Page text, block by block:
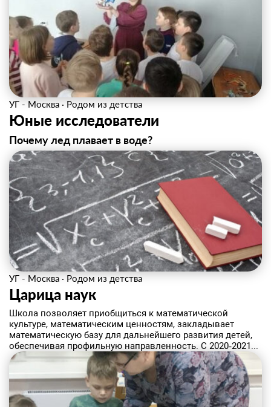
УГ - Москва · Родом из детства
Юные исследователи
Почему лед плавает в воде?
УГ - Москва · Родом из детства
Царица наук
Школа позволяет приобщиться к математической
культуре, математическим ценностям, закладывает
математическую базу для дальнейшего развития детей,
обеспечивая профильную направленность. С 2020‑2021...